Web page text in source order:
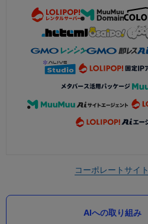
コーポレートサイト
AIへの取り組み